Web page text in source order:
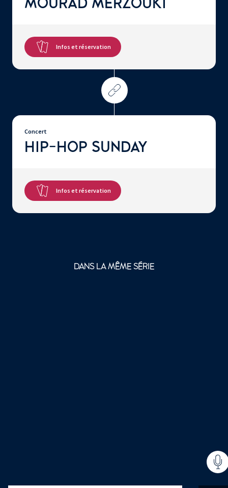
MOURAD MERZOUKI
Infos et réservation
Concert
HIP-HOP SUNDAY
Infos et réservation
DANS LA MÊME SÉRIE